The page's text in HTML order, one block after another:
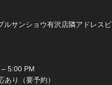
ルサンショウ有沢店隣アドレスビ
5:00 PM
り（要予約）